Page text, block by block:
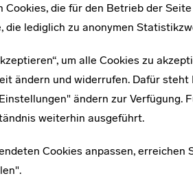
Cookies, die für den Betrieb der
die lediglich zu anonymen
um alle Cookies zu
ändern und widerrufen. Dafür steht
ändern zur Verfügung.
weiterhin ausgeführt.
Cookies anpassen, erreichen